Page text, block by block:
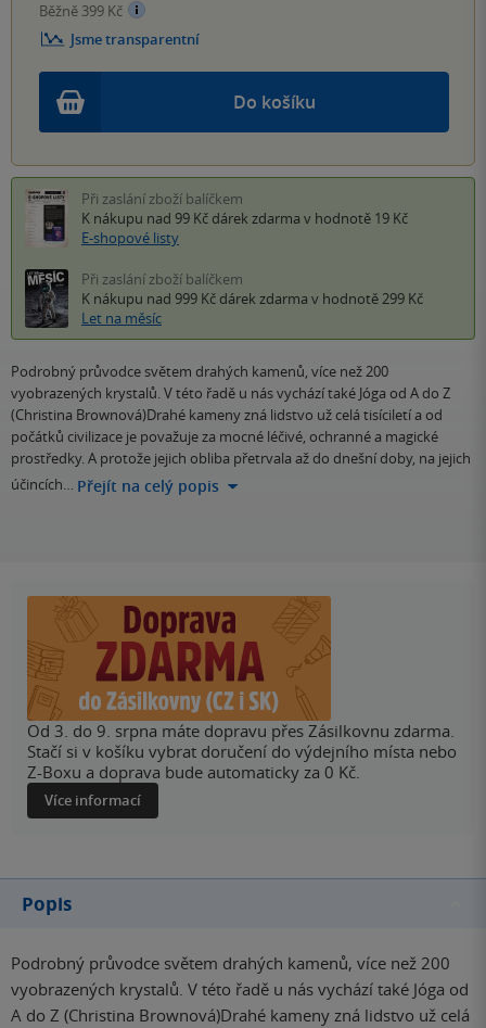
Do košíku
Běžně 399 Kč
Jsme transparentní
Při zaslání zboží balíčkem
K nákupu nad 99 Kč dárek zdarma v hodnotě 19 Kč
E-shopové listy
Při zaslání zboží balíčkem
K nákupu nad 999 Kč dárek zdarma v hodnotě 299 Kč
Let na měsíc
Podrobný průvodce světem drahých kamenů, více než 200
vyobrazených krystalů. V této řadě u nás vychází také Jóga od A do Z
(Christina Brownová)Drahé kameny zná lidstvo už celá tisíciletí a od
počátků civilizace je považuje za mocné léčivé, ochranné a magické
prostředky. A protože jejich obliba přetrvala až do dnešní doby, na jejich
účincích… Přejít na celý popis
Od 3. do 9. srpna máte dopravu přes Zásilkovnu zdarma.
Stačí si v košíku vybrat doručení do výdejního místa nebo
Z-Boxu a doprava bude automaticky za 0 Kč.
Více informací
Popis
Podrobný průvodce světem drahých kamenů, více než 200
vyobrazených krystalů. V této řadě u nás vychází také Jóga od
A do Z (Christina Brownová)Drahé kameny zná lidstvo už celá